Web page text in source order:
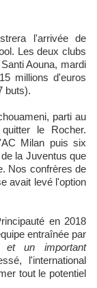
l'arrivée de
Les deux clubs
Aouna, mardi
millions d'euros
buts).
parti au
le Rocher.
Milan puis six
la Juventus que
Nos confrères de
avait levé l'option
en 2018
entraînée par
un important
l'international
tout le potentiel